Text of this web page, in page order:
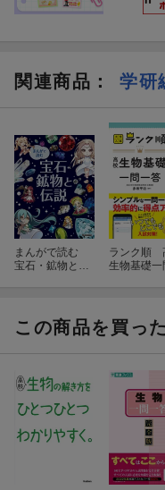
関連商品 ： 学研
まんがで読む
宝石・鉱物と伝
ランク順
生物基礎一
この商品を買っ